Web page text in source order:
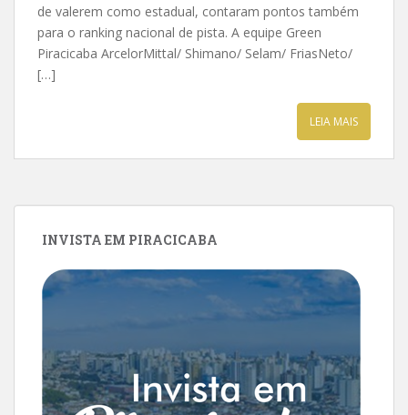
de valerem como estadual, contaram pontos também
para o ranking nacional de pista. A equipe Green
Piracicaba ArcelorMittal/ Shimano/ Selam/ FriasNeto/
[…]
LEIA MAIS
INVISTA EM PIRACICABA